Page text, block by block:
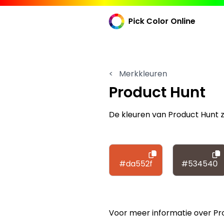
Pick Color Online
< Merkkleuren
Product Hunt
De kleuren van Product
#da552f #534540
Voor meer informatie over